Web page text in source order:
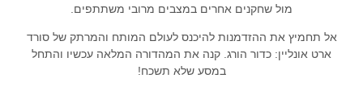
מול שחקנים אחרים במצבים מרובי משתתפים.
אל תחמיץ את ההזדמנות להיכנס לעולם המותח והמרתק של סורד
ארט אונליין: כדור הורג. קנה את המהדורה המלאה עכשיו והתחל
במסע שלא תשכח!